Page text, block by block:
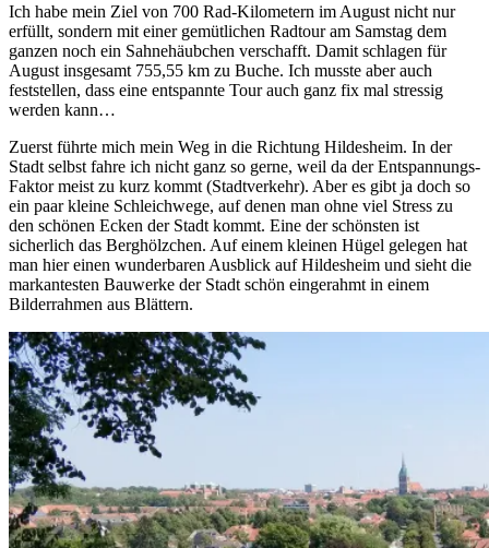
Ich habe mein Ziel von 700 Rad-Kilometern im August nicht nur
erfüllt, sondern mit einer gemütlichen Radtour am Samstag dem
ganzen noch ein Sahnehäubchen verschafft. Damit schlagen für
August insgesamt 755,55 km zu Buche. Ich musste aber auch
feststellen, dass eine entspannte Tour auch ganz fix mal stressig
werden kann…
Zuerst führte mich mein Weg in die Richtung Hildesheim. In der
Stadt selbst fahre ich nicht ganz so gerne, weil da der Entspannungs-
Faktor meist zu kurz kommt (Stadtverkehr). Aber es gibt ja doch so
ein paar kleine Schleichwege, auf denen man ohne viel Stress zu
den schönen Ecken der Stadt kommt. Eine der schönsten ist
sicherlich das Berghölzchen. Auf einem kleinen Hügel gelegen hat
man hier einen wunderbaren Ausblick auf Hildesheim und sieht die
markantesten Bauwerke der Stadt schön eingerahmt in einem
Bilderrahmen aus Blättern.